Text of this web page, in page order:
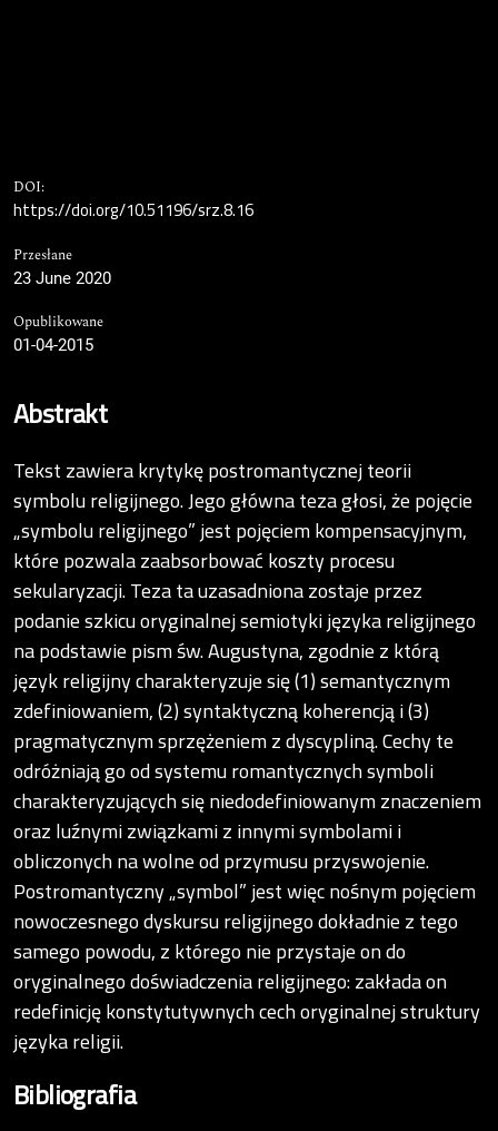
DOI:
https://doi.org/10.51196/srz.8.16
Przesłane
23 June 2020
Opublikowane
01-04-2015
Abstrakt
Tekst zawiera krytykę postromantycznej teorii
symbolu religijnego. Jego główna teza głosi, że pojęcie
„symbolu religijnego” jest pojęciem kompensacyjnym,
które pozwala zaabsorbować koszty procesu
sekularyzacji. Teza ta uzasadniona zostaje przez
podanie szkicu oryginalnej semiotyki języka religijnego
na podstawie pism św. Augustyna, zgodnie z którą
język religijny charakteryzuje się (1) semantycznym
zdefiniowaniem, (2) syntaktyczną koherencją i (3)
pragmatycznym sprzężeniem z dyscypliną. Cechy te
odróżniają go od systemu romantycznych symboli
charakteryzujących się niedodefiniowanym znaczeniem
oraz luźnymi związkami z innymi symbolami i
obliczonych na wolne od przymusu przyswojenie.
Postromantyczny „symbol” jest więc nośnym pojęciem
nowoczesnego dyskursu religijnego dokładnie z tego
samego powodu, z którego nie przystaje on do
oryginalnego doświadczenia religijnego: zakłada on
redefinicję konstytutywnych cech oryginalnej struktury
języka religii.
Bibliografia